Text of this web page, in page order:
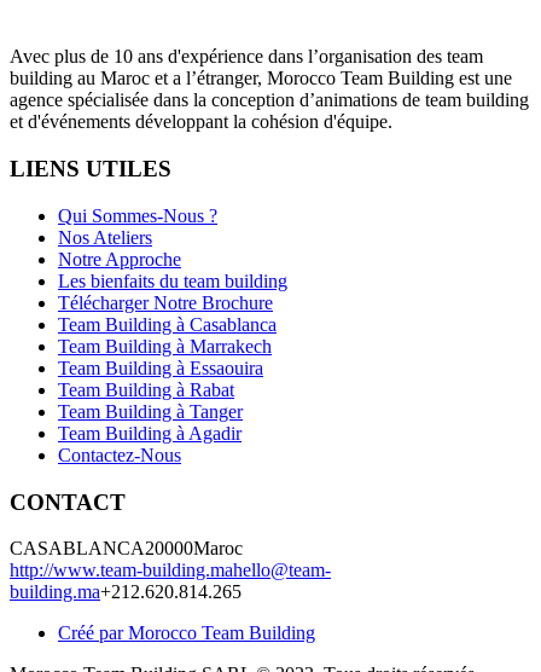
Avec plus de 10 ans d'expérience dans l’organisation des team
building au Maroc et a l’étranger, Morocco Team Building est une
agence spécialisée dans la conception d’animations de team building
et d'événements développant la cohésion d'équipe.
LIENS UTILES
Qui Sommes-Nous ?
Nos Ateliers
Notre Approche
Les bienfaits du team building
Télécharger Notre Brochure
Team Building à Casablanca
Team Building à Marrakech
Team Building à Essaouira
Team Building à Rabat
Team Building à Tanger
Team Building à Agadir
Contactez-Nous
CONTACT
CASABLANCA20000Maroc
http://www.team-building.mahello@team-
building.ma+212.620.814.265
Créé par Morocco Team Building